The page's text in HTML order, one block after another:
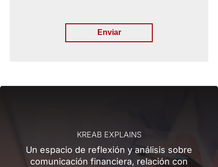
KREAB EXPLAINS
Un espacio de reflexión y análisis sobre
comunicación financiera, relación con